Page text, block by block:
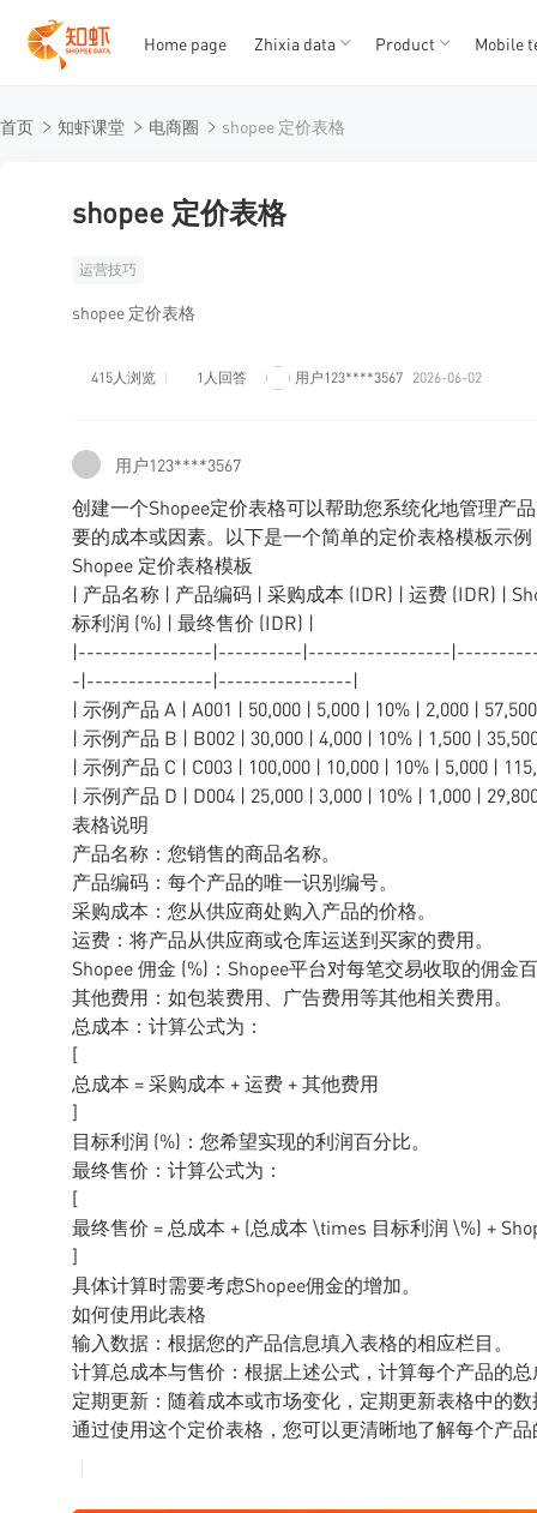
12345
Home page Zhixia data Product Mobile
首页 知虾课堂 电商圈 shopee 定价表格
shopee 定价表格
运营技巧
shopee 定价表格
415人浏览 1人回答 用户123****3567 2026-06-02
用户123****3567
创建一个Shopee定价表格可以帮助您系统化地管理产
要的成本或因素。以下是一个简单的定价表格模板示
Shopee 定价表格模板
| 产品名称 | 产品编码 | 采购成本 (IDR) | 运费 (IDR) |
标利润 (%) | 最终售价 (IDR) |
|----------------|----------|-----------------
-|---------------|----------------|
| 示例产品 A | A001 | 50,000 | 5,000 | 10% | 2,000 |
| 示例产品 B | B002 | 30,000 | 4,000 | 10% | 1,500 |
| 示例产品 C | C003 | 100,000 | 10,000 | 10% | 5,000 |
| 示例产品 D | D004 | 25,000 | 3,000 | 10% | 1,000 |
表格说明
产品名称：您销售的商品名称。
产品编码：每个产品的唯一识别编号。
采购成本：您从供应商处购入产品的价格。
运费：将产品从供应商或仓库运送到买家的费用。
Shopee 佣金 (%)：Shopee平台对每笔交易收取的佣金
其他费用：如包装费用、广告费用等其他相关费用。
总成本：计算公式为：
[
总成本 = 采购成本 + 运费 + 其他费用
]
目标利润 (%)：您希望实现的利润百分比。
最终售价：计算公式为：
[
最终售价 = 总成本 + (总成本 \times 目标利润 \%) +
]
具体计算时需要考虑Shopee佣金的增加。
如何使用此表格
输入数据：根据您的产品信息填入表格的相应栏目。
计算总成本与售价：根据上述公式，计算每个产品的
定期更新：随着成本或市场变化，定期更新表格中的
通过使用这个定价表格，您可以更清晰地了解每个产